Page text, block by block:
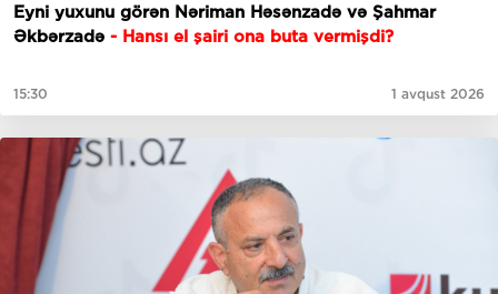
Eyni yuxunu görən Nəriman Həsənzadə və Şahmar
Əkbərzadə - Hansı el şairi ona buta vermişdi?
15:30 1 avqust 2026